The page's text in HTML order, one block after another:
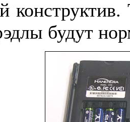
будут